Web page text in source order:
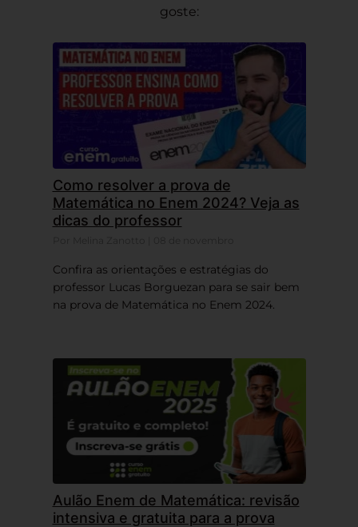
goste:
Como resolver a prova de
Matemática no Enem 2024? Veja as
dicas do professor
Confira as orientações e estratégias do
professor Lucas Borguezan para se sair bem
na prova de Matemática no Enem 2024.
Aulão Enem de Matemática: revisão
intensiva e gratuita para a prova